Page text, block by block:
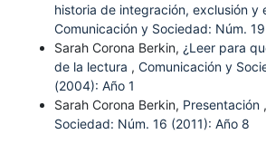
historia de integración, exclusión y
Comunicación y Sociedad: Núm.
Sarah Corona Berkin, ¿Leer para
de la lectura , Comunicación y
(2004): Año 1
Sarah Corona Berkin, Presentación ,
Sociedad: Núm. 16 (2011): Año 8